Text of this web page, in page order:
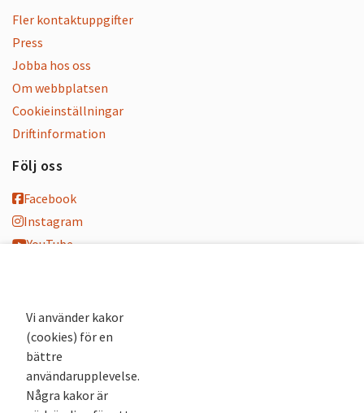
Fler kontaktuppgifter
Press
Jobba hos oss
Om webbplatsen
Cookieinställningar
Driftinformation
Följ oss
Facebook
Instagram
YouTube
Nyhetsbrev
Andra webbplatser
Arkivsök
Fornsök
Vi använder kakor
(cookies) för en
bättre
användarupplevelse.
Några kakor är